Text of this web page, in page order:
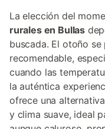
La elección del
rurales en Bullas
buscada. El otoño
recomendable,
cuando las
la auténtica
ofrece una
y clima suave, ideal